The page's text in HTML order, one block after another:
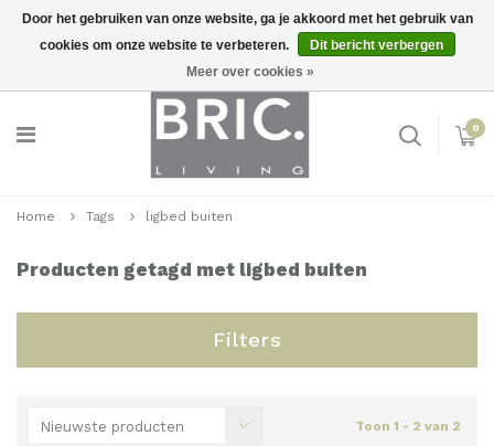
Inloggen
0
Home Tags ligbed buiten
Producten getagd met ligbed buiten
Filters
Nieuwste producten Toon 1 - 2 van 2
Door het gebruiken van onze website, ga je akkoord met het gebruik van
cookies om onze website te verbeteren.
Dit bericht verbergen
Meer over cookies »